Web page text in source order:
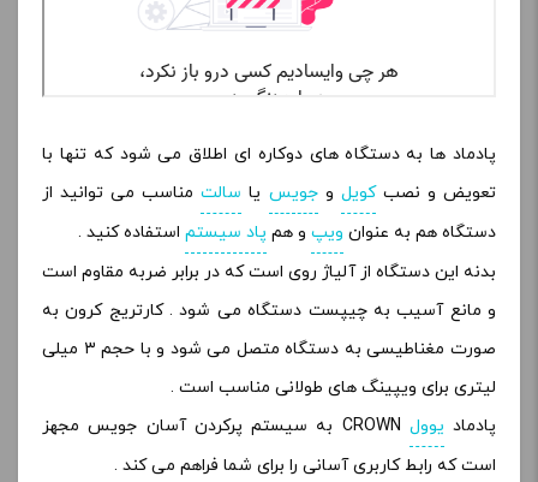
پادماد ها به دستگاه های دوکاره ای اطلاق می شود که تنها با
تعویض و نصبکویل وجویس یا سالتمناسب می توانید از
دستگاه هم به عنوان ویپ و هم پاد سیستم استفاده کنید .
بدنه این دستگاه از آلیاژ روی است که در برابر ضربه مقاوم است
و مانع آسیب به چیپست دستگاه می شود . کارتریج کرون به
صورت مغناطیسی به دستگاه متصل می شود و با حجم ۳ میلی
لیتری برای ویپینگ های طولانی مناسب است .
پادماد یوول
CROWN به سیستم پرکردن آسان جویس مجهز
است که رابط کاربری آسانی را برای شما فراهم می کند .